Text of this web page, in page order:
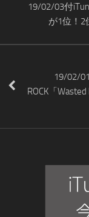
19/02/03付
が1位！2
19/02/
ROCK「